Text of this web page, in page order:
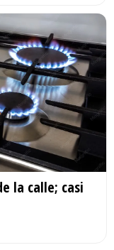
la calle; casi